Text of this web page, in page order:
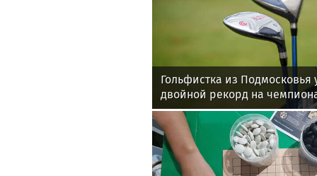
Гольфистка из Подмосковья
двойной рекорд на